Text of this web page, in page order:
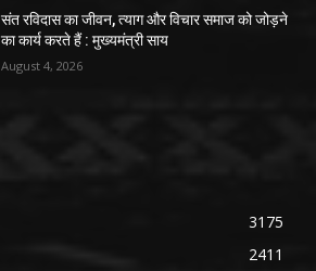
संत रविदास का जीवन, त्याग और विचार समाज को जोड़ने
का कार्य करते हैं : मुख्यमंत्री साय
August 4, 2026
3175
2411